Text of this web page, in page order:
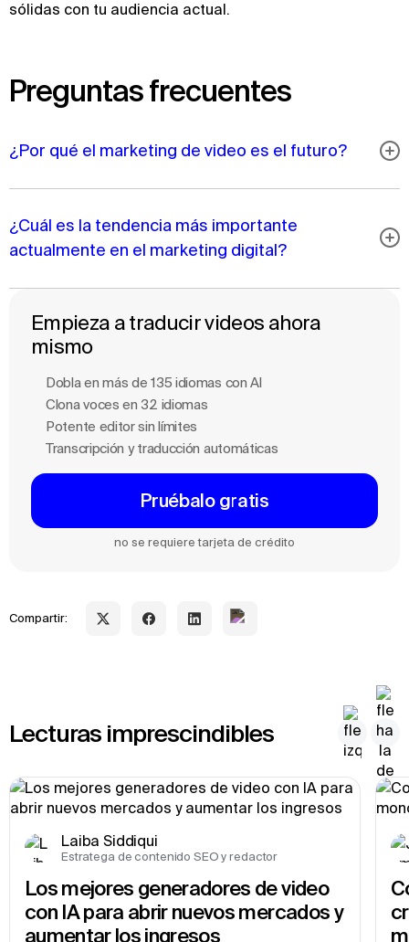
sólidas con tu audiencia actual.
Preguntas frecuentes
¿Por qué el marketing de video es el futuro?
¿Cuál es la tendencia más importante
actualmente en el marketing digital?
Empieza a traducir videos ahora
mismo
Dobla en más de 135 idiomas con Al
Clona voces en 32 idiomas
Potente editor sin límites
Transcripción y traducción automáticas
Pruébalo gratis
no se requiere tarjeta de crédito
Compartir:
Lecturas imprescindibles
Laiba Siddiqui
Estratega de contenido SEO y redactor
Los mejores generadores de video
con IA para abrir nuevos mercados y
aumentar los ingresos